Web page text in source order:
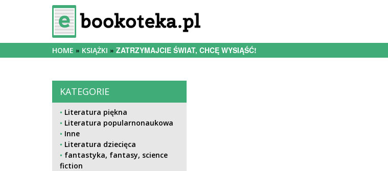
HOME KSIĄŻKI ZATRZYMAJCIE ŚWIAT, CHCĘ WYSIĄŚĆ!
KATEGORIE
Literatura piękna
Literatura popularnonaukowa
Inne
Literatura dziecięca
fantastyka, fantasy, science
fiction